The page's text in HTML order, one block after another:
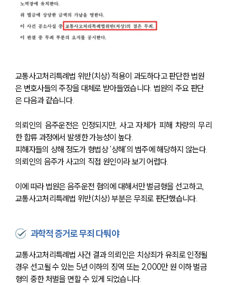
센터소개
센터소개
대륜의 강점
오시는 길
고객의 소리
통합검색
업무사례
교통사고처리특례법 위반(치상) 적용이 과도하다고 판단한 법원
은 변호사들의 주장을 대체로 받아들였습니다. 법원의 주요 판단
은 다음과 같습니다.
의뢰인의 음주운전은 인정되지만, 사고 자체가 피해 차량의 무리
한 합류 과정에서 발생한 가능성이 높다.
피해자들의 상해 정도가 형법상 ‘상해’의 범주에 해당하지 않는다.
의뢰인의 음주가 사고의 직접 원인이라 보기 어렵다.
이에 따라 법원은 음주운전 혐의에 대해서만 벌금형을 선고하고,
교통사고처리특례법 위반(치상) 부분은 무죄로 판단했습니다.
과학적 증거로 무죄 다퉈야
교통사고처리특례법 사건 결과 의뢰인은 치상죄가 유죄로 인정될
경우 선고될 수 있는 5년 이하의 징역 또는 2,000만 원 이하 벌금
형의 중한 처벌을 면할 수 있게 되었습니다.